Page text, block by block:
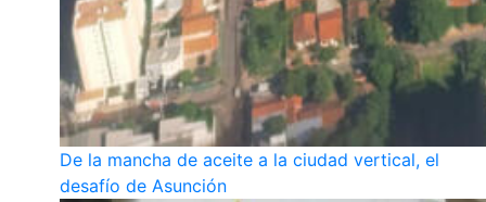
De la mancha de aceite a la ciudad vertical, el
desafío de Asunción